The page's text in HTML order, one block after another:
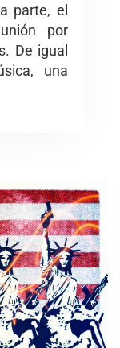
parte, el
por
De igual
una